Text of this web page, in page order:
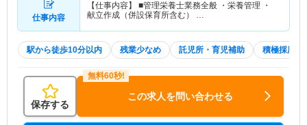
仕事内容
【仕事内容】 ■管理栄養士業務全般 ・栄養管理 ・
献立作成（併設保育所含む） …
駅から徒歩10分以内 残業少なめ 託児所・育児補助 積極採用中
保存する
この求人を問い合わせる